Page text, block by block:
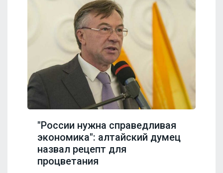
"России нужна справедливая
экономика": алтайский думец
назвал рецепт для
процветания